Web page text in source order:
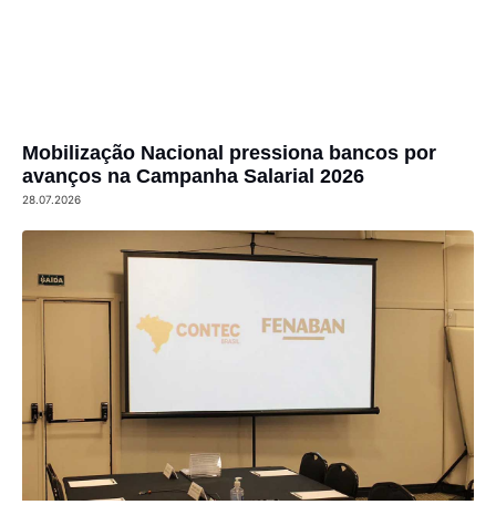
Mobilização Nacional pressiona bancos por
avanços na Campanha Salarial 2026
28.07.2026